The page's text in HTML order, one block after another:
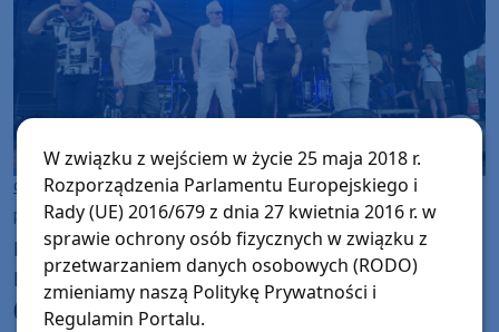
Gmina Kamień Krajeński
poniedziałek, 29 czerwca 2026, 09:06 20
Przez cały weekend trwały w Kamieniu
Krajeńskim huczne obchody święta miasta
(FOTO, RELACJA)
W związku z wejściem w życie 25 maja 2018 r.
Rozporządzenia Parlamentu Europejskiego i
Rady (UE) 2016/679 z dnia 27 kwietnia 2016 r. w
sprawie ochrony osób fizycznych w związku z
przetwarzaniem danych osobowych (RODO)
zmieniamy naszą Politykę Prywatności i
Regulamin Portalu.